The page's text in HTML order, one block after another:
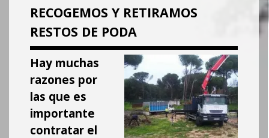
RECOGEMOS Y RETIRAMOS
RESTOS DE PODA
Hay muchas
razones por
las que es
importante
contratar el